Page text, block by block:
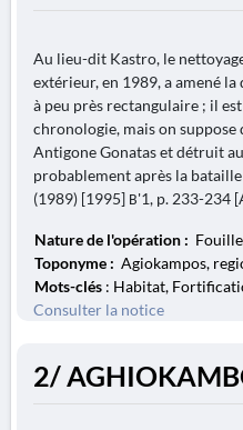
Au lieu-dit Kastro, le
extérieur, en 1989, a amené
à peu près rectangulaire ; il
chronologie, mais on
Antigone Gonatas et détruit au
probablement après la bataille
(1989) [1995] Β'1, p. 233-234
Nature de l'opération : Fouille
Toponyme : Agiokampos,
Mots-clés : Habitat,
Consulter la notice
2/